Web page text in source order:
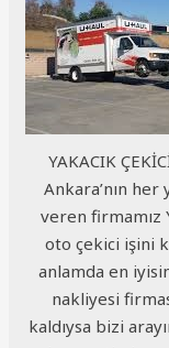
YAKACIK
Ankara’nın
veren firmamız
oto çekici işini
anlamda en
nakliyesi
kaldıysa bizi